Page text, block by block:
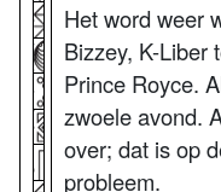
Het word weer
Bizzey, K-Liber
Prince Royce.
zwoele avond.
over; dat is op
probleem.